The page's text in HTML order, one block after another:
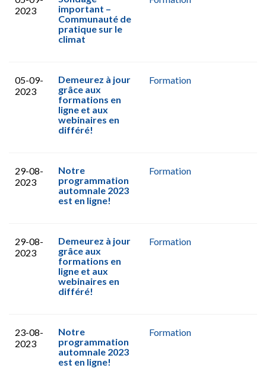
2023
important –
Communauté de
pratique sur le
climat
05-09-
2023
Demeurez à jour
grâce aux
formations en
ligne et aux
webinaires en
différé!
Formation
29-08-
2023
Notre
programmation
automnale 2023
est en ligne!
Formation
29-08-
2023
Demeurez à jour
grâce aux
formations en
ligne et aux
webinaires en
différé!
Formation
23-08-
2023
Notre
programmation
automnale 2023
est en ligne!
Formation